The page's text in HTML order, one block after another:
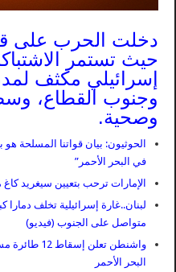
حيث تستمر
إسرائيلي مكثف
وجنوب القطاع،
وصحية.
الحوثيون: بيان قواتنا المسلحة
في البحر الأحمر”
الإمارات ترحب بتعيين سيغريد
لبنان..غارة إسرائيلية تخلف
متواصل على الجنوب (فيديو)
البحر الأحمر